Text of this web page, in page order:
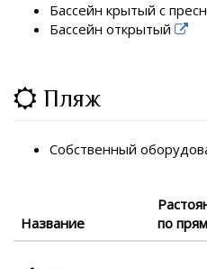
Бассейн крытый с
Бассейн открытый
Пляж
Собственный
Название
по